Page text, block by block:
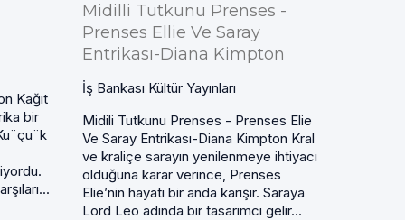
Kağıt
bir
Midilli Tutkunu Prenses -
Prenses Ellie Ve Saray
Entrikası-Diana Kimpton
İş Bankası Kültür Yayınları
Midili Tutkunu Prenses - Prenses Elie
Ve Saray Entrikası-Diana Kimpton Kral
ve kraliçe sarayın yenilenmeye ihtiyacı
olduğuna karar verince, Prenses
Elie’nin hayatı bir anda karışır. Saraya
Lord Leo adında bir tasarımcı gelir...